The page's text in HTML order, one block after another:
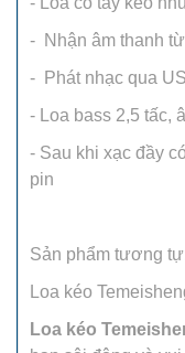
- Nhận âm thanh
- Phát nhạc qua
- Loa bass 2,5 tấc,
- Sau khi xạc đầy
pin
Sản phẩm tương
Loa kéo
Loa kéo